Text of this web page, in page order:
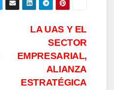
LA UAS Y EL
SECTOR
EMPRESARIAL,
ALIANZA
ESTRATÉGICA